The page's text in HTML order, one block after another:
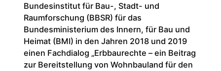
Bundesinstitut für Bau-, Stadt- und
Raumforschung (BBSR) für das
Bundesministerium des Innern, für Bau und
Heimat (BMI) in den Jahren 2018 und 2019
einen Fachdialog „Erbbaurechte – ein Beitrag
zur Bereitstellung von Wohnbauland für den